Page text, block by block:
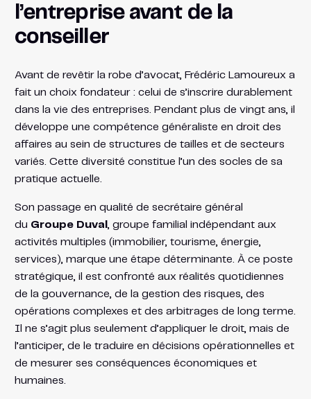
l’entreprise avant de la
conseiller
Avant de revêtir la robe d’avocat, Frédéric Lamoureux a
fait un choix fondateur : celui de s’inscrire durablement
dans la vie des entreprises. Pendant plus de vingt ans, il
développe une compétence généraliste en droit des
affaires au sein de structures de tailles et de secteurs
variés. Cette diversité constitue l’un des socles de sa
pratique actuelle.
Son passage en qualité de secrétaire général
du Groupe Duval , groupe familial indépendant aux
activités multiples (immobilier, tourisme, énergie,
services), marque une étape déterminante. À ce poste
stratégique, il est confronté aux réalités quotidiennes
de la gouvernance, de la gestion des risques, des
opérations complexes et des arbitrages de long terme.
Il ne s’agit plus seulement d’appliquer le droit, mais de
l’anticiper, de le traduire en décisions opérationnelles et
de mesurer ses conséquences économiques et
humaines.